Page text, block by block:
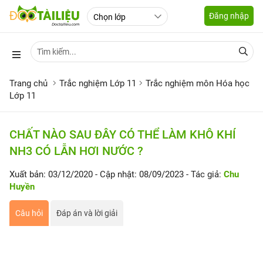
Đăng nhập
Trang chủ Trắc nghiệm Lớp 11
Trắc nghiệm môn Hóa học
Lớp 11
CHẤT NÀO SAU ĐÂY CÓ THỂ LÀM KHÔ KHÍ
NH3 CÓ LẪN HƠI NƯỚC ?
Xuất bản: 03/12/2020 - Cập nhật: 08/09/2023 - Tác giả: Chu
Huyền
Câu hỏi Đáp án và lời giải